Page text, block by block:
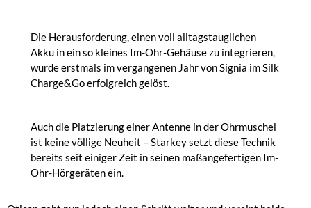
Die Herausforderung, einen voll alltagstauglichen
Akku in ein so kleines Im-Ohr-Gehäuse zu integrieren,
wurde erstmals im vergangenen Jahr von Signia im Silk
Charge&Go erfolgreich gelöst.
Auch die Platzierung einer Antenne in der Ohrmuschel
ist keine völlige Neuheit – Starkey setzt diese Technik
bereits seit einiger Zeit in seinen maßangefertigen Im-
Ohr-Hörgeräten ein.